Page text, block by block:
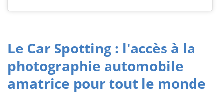
Le Car Spotting : l'accès à la
photographie automobile
amatrice pour tout le monde